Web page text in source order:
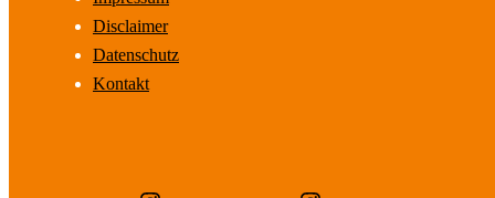
Disclaimer
Datenschutz
Kontakt